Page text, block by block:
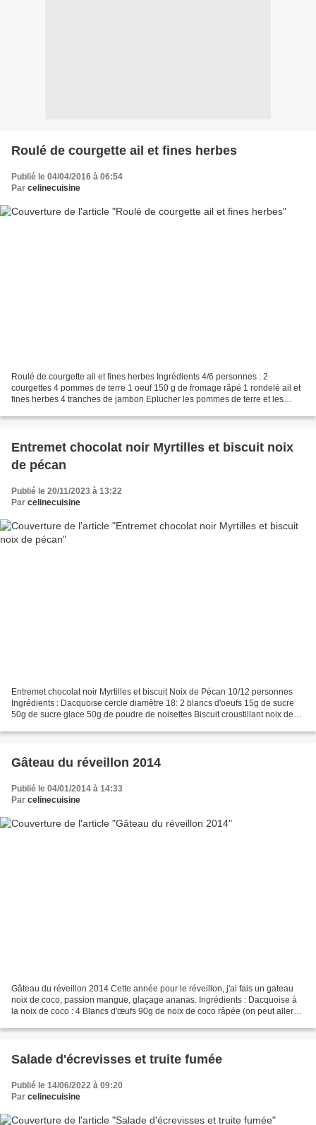
Roulé de courgette ail et fines herbes
Publié le 04/04/2016 à 06:54
Par celinecuisine
Roulé de courgette ail et fines herbes Ingrédients 4/6 personnes : 2
courgettes 4 pommes de terre 1 oeuf 150 g de fromage râpé 1 rondelé ail et
fines herbes 4 tranches de jambon Eplucher les pommes de terre et les
Entremet chocolat noir Myrtilles et biscuit noix
de pécan
Publié le 20/11/2023 à 13:22
Par celinecuisine
Entremet chocolat noir Myrtilles et biscuit Noix de Pécan 10/12 personnes
Ingrédients : Dacquoise cercle diamètre 18: 2 blancs d'oeufs 15g de sucre
50g de sucre glace 50g de poudre de noisettes Biscuit croustillant noix de
Gâteau du réveillon 2014
Publié le 04/01/2014 à 14:33
Par celinecuisine
Gâteau du réveillon 2014 Cette année pour le réveillon, j'ai fais un gateau
noix de coco, passion mangue, glaçage ananas. Ingrédients : Dacquoise à
la noix de coco : 4 Blancs d'œufs 90g de noix de coco râpée (on peut aller
Salade d'écrevisses et truite fumée
Publié le 14/06/2022 à 09:20
Par celinecuisine